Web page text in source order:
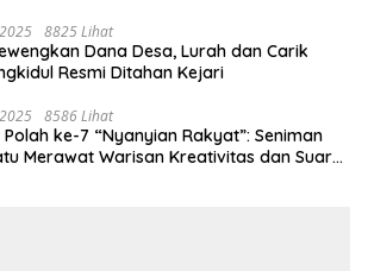
8825 Lihat
Dana Desa, Lurah dan Carik
Resmi Ditahan Kejari
8586 Lihat
ke-7 “Nyanyian Rakyat”: Seniman
Merawat Warisan Kreativitas dan Suara